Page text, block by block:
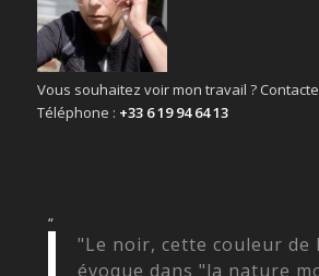
Vous souhaitez voir mon travail ?
Téléphone : +33 6 19 94 64 13
“
"Le noir, cette couleur de
évoque dans "la nature